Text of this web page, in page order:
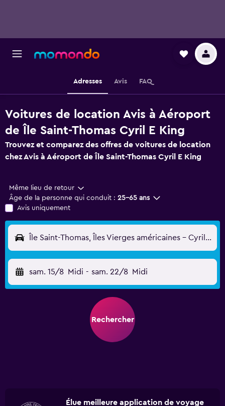
Adresses Avis FAQ
Voitures de location Avis à Aéroport
de Île Saint-Thomas Cyril E King
Trouvez et comparez des offres de voitures de location
chez Avis à Aéroport de Île Saint-Thomas Cyril E King
Même lieu de retour
Âge de la personne qui conduit : 25-65 ans
Avis uniquement
Île Saint-Thomas, Îles Vierges américaines - Cyril E King (STT)
sam. 15/8 Midi - sam. 22/8 Midi
Rechercher
Élue meilleure application de voyage